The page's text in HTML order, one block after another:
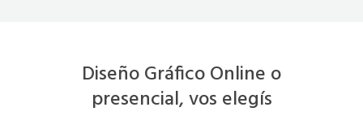
Diseño Gráfico Online o
presencial, vos elegís